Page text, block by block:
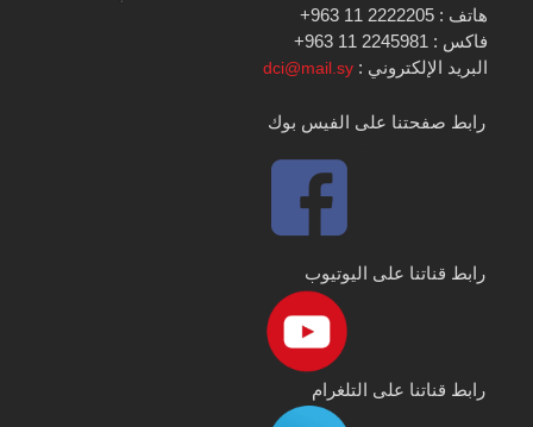
هاتف : 2222205 11 963+
فاكس : 2245981 11 963+
البريد الإلكتروني :dci@mail.sy
رابط صفحتنا على الفيس بوك
رابط قناتنا على اليوتيوب
رابط قناتنا على التلغرام